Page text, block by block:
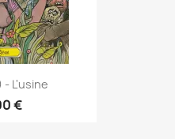
- L'usine
€